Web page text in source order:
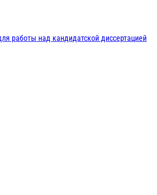
работы над кандидатской диссертацией